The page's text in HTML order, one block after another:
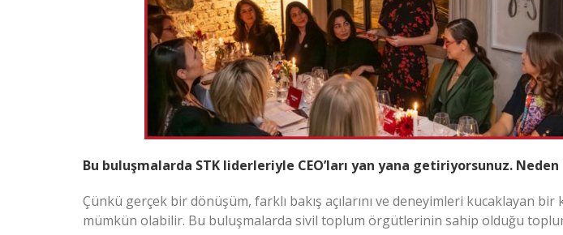
Bu buluşmalarda STK liderleriyle CEO’ları yan yana getiriyorsunuz.
Çünkü gerçek bir dönüşüm, farklı bakış açılarını ve deneyimleri kucaklayan bir
mümkün olabilir. Bu buluşmalarda sivil toplum örgütlerinin sahip olduğu